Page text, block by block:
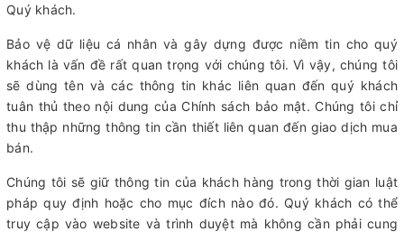
Quý khách.
Bảo vệ dữ liệu cá nhân và gây dựng được niềm tin cho quý
khách là vấn đề rất quan trọng với chúng tôi. Vì vậy, chúng tôi
sẽ dùng tên và các thông tin khác liên quan đến quý khách
tuân thủ theo nội dung của Chính sách bảo mật. Chúng tôi chỉ
thu thập những thông tin cần thiết liên quan đến giao dịch mua
bán.
Chúng tôi sẽ giữ thông tin của khách hàng trong thời gian luật
pháp quy định hoặc cho mục đích nào đó. Quý khách có thể
truy cập vào website và trình duyệt mà không cần phải cung